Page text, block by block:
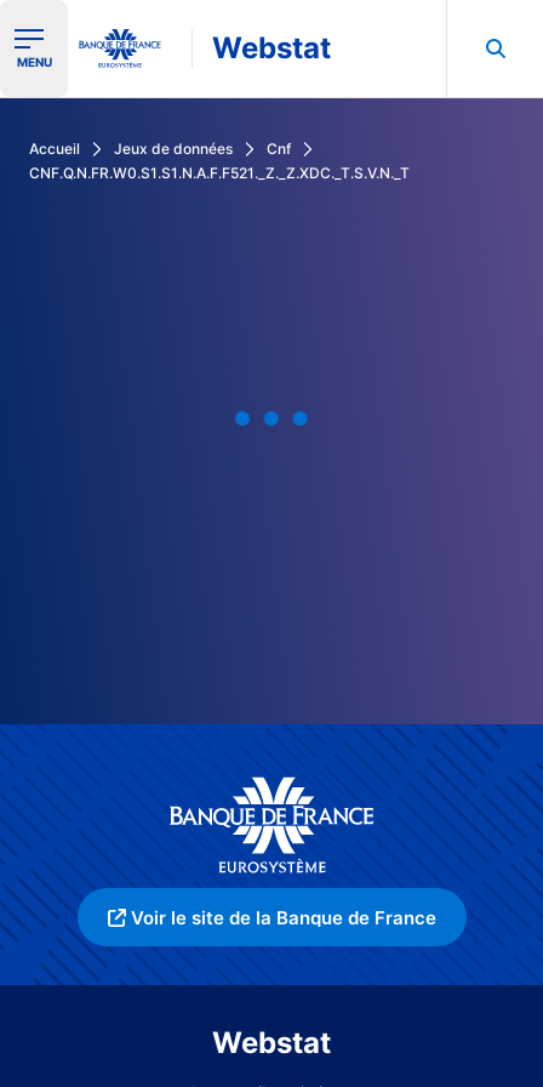
Ouvrir le menu de navigation
MENU Webstat
Accueil Jeux de données
Cnf
CNF.Q.N.FR.W0.S1.S1.N.A.F.F521._Z._Z.XDC._T.S.V.N._T
Voir le site de la Banque de France
Webstat